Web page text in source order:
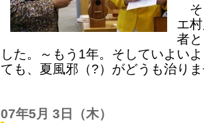
そ
エ
者
した。～もう1年。そしていよい
ても、夏風邪（?）がどうも治り
07年5月 3日 （木）